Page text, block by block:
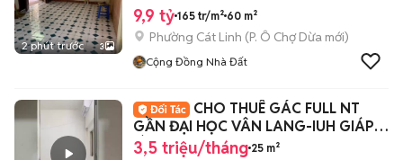
2 phút trước 3
9,9 tỷ 165 tr/m² 60 m²
Phường Cát Linh (P. Ô Chợ Dừa mới)
Cộng Đồng Nhà Đất
CHO THUÊ GÁC FULL NT
GẦN ĐẠI HỌC VÂN LANG-IUH GIÁP
BÌNH THẠNH-PN
3,5 triệu/tháng 25 m²